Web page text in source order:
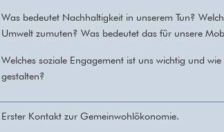
Was bedeutet Nachhaltigkeit in unserem Tun?
Umwelt zumuten? Was bedeutet das für unsere
Welches soziale Engagement ist uns wichtig und
gestalten?
Erster Kontakt zur Gemeinwohlökonomie.